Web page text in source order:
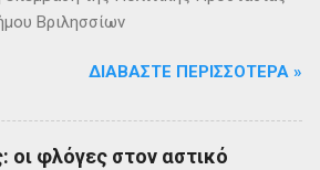
Βριλησσίων
ΔΙΑΒΆΣΤΕ ΠΕΡΙΣΣΌΤΕΡΑ »
οι φλόγες στον αστικό